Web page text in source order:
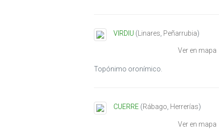
VIRDIU ( Linares Peñarrubia)
Ver en mapa
Topónimo oronímico.
CUERRE (Rábago, Herrerías)
Ver en mapa